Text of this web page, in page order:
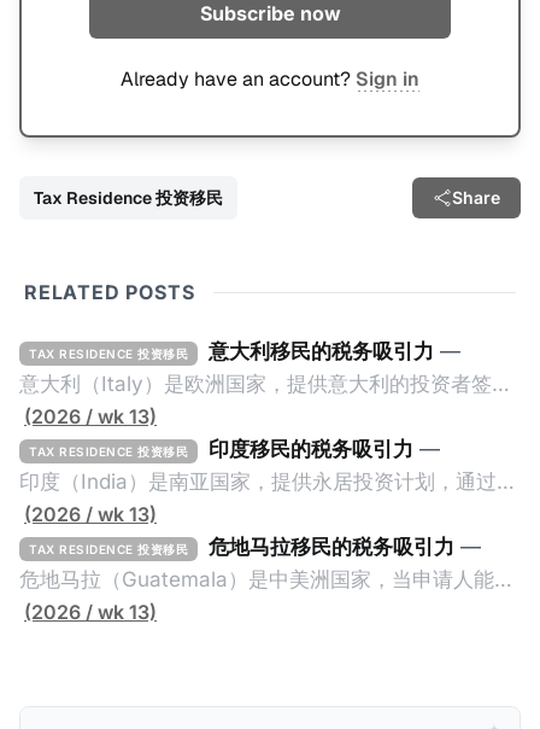
Subscribe now
Already have an account? Sign in
Tax Residence 投资移民 Share
RELATED POSTS
TAX RESIDENCE 投资移民 意大利移民的税务吸引力 —
意大利（Italy）是欧洲国家，提供意大利的投资者签证
计划。申请人必须满足至少以下一项标准才能获得两年
投资者签证： * 投资200万欧元意大利政府债券； * 投
资50万欧元意大利股票； * 投资25万欧元于创新初创
企业；或 * 向意大利公共利益项目捐赠100万欧元。 当
投资者在居留许可证有效期的两年内保持投资，则可以
在居留证到期日前至少60天申请续签3年。当投资者经
过五年的实际居留（每年在意大利停留270天），申请
吸引力吗？我们来看看：
(2026 / wk 13)
TAX RESIDENCE 投资移民 印度移民的税务吸引力 —
印度（India）是南亚国家，提供永居投资计划，通过满
足特定的标准获得居留权。印度的永居投资计划要求申
请人透过外国直接投资（FDI）途径投资印度： * 申请
人必须在18个月内投资至少1亿卢比（约合773万人民
币）或36个月内投资至少2.5亿卢比（约合1933万人民
的财务能力和专业知识； * 申请人必须在印度就业务注
(2026 / wk 13)
TAX RESIDENCE 投资移民 危地马拉移民的税务吸引力 —
危地马拉（Guatemala）是中美洲国家，当申请人能够
证明被动收入或养老金收入，那么可以申请永久居留计
增加300美元（折合约人民币2千）。 申请人提交材料
(2026 / wk 13)